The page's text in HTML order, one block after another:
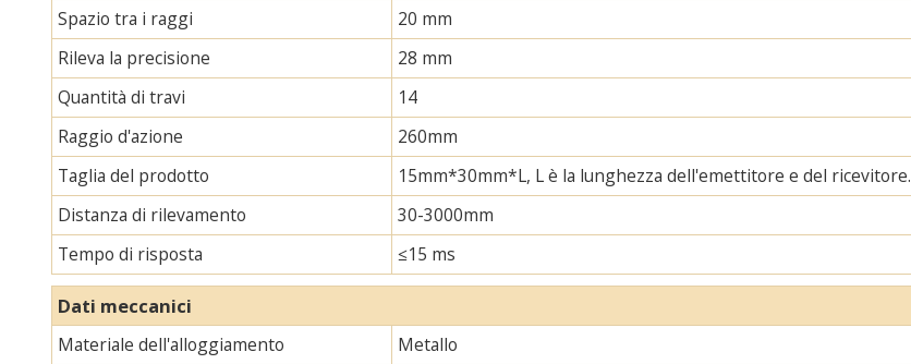
Spazio tra i raggi
20 mm
Rileva la precisione
28 mm
Quantità di travi
14
Raggio d'azione
260mm
Taglia del prodotto
15mm*30mm*L, L è la lunghezza dell'emettitore e del ricevitore.
Distanza di rilevamento
30-3000mm
Tempo di risposta
≤15 ms
Dati meccanici
Materiale dell'alloggiamento
Metallo